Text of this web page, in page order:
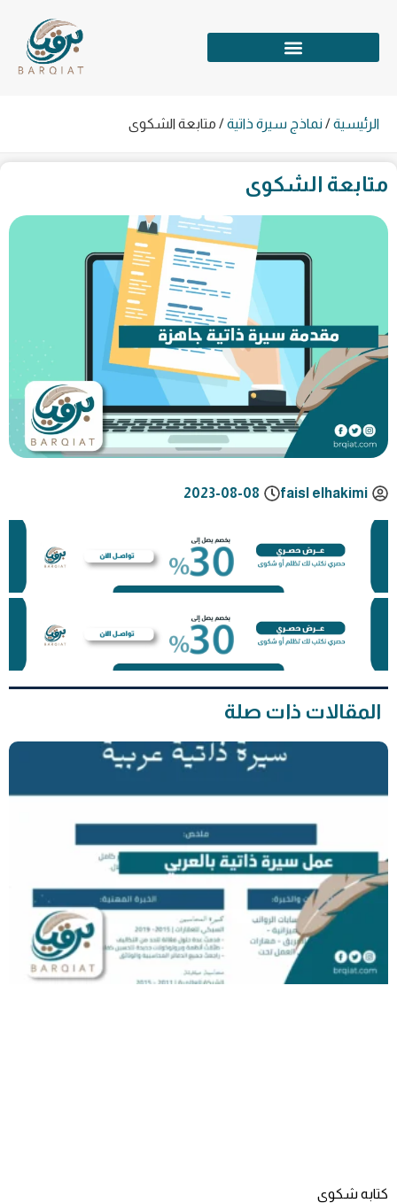
الرئيسية/نماذج سيرة ذاتية/ متابعة الشكوى
متابعة الشكوى
faisl elhakimi
2023-08-08
المقالات ذات صلة
كتابه شكوى